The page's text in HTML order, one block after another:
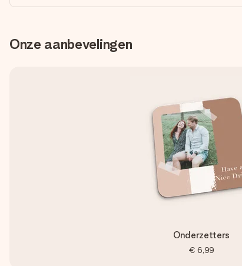
Onze aanbevelingen
Onderzetters
€ 6,99